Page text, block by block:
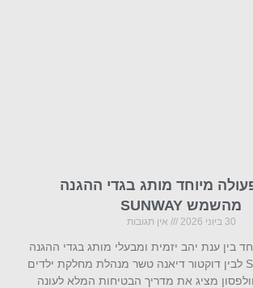
מיוחד מותג בגדי ההגנה
מהשמש SUNWAY
30 ביוני 2026 אין תגובות
בין ענת יהב יזמית ומבעלי מותג בגדי ההגנה
מהשמש SUNWAY לבין דוקטור דיאנה טשר מנהלת מחלקת ילדים
מציג את מדריך הבטיחות המלא לעונה